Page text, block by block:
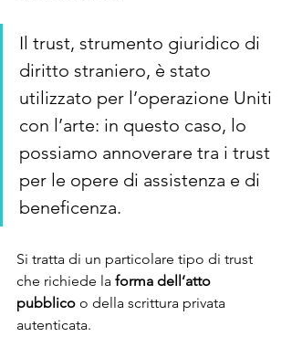
Il trust, strumento giuridico di
diritto straniero, è stato
utilizzato per l’operazione Uniti
con l’arte: in questo caso, lo
possiamo annoverare tra i trust
per le opere di assistenza e di
beneficenza.
Si tratta di un particolare tipo di trust
che richiede la forma dell’atto
pubblico o della scrittura privata
autenticata.